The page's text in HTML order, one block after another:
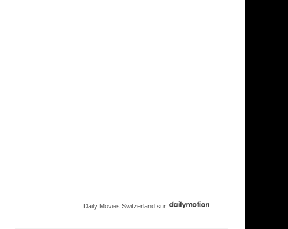
Daily Movies Switzerland sur